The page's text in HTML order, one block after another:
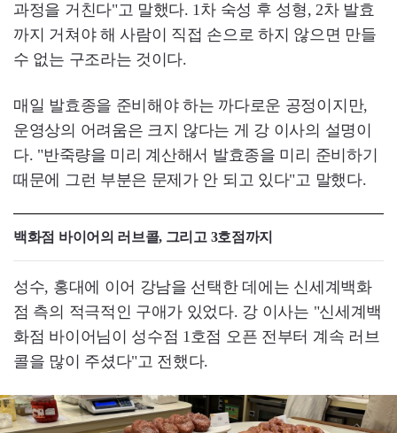
과정을 거친다"고 말했다. 1차 숙성 후 성형, 2차 발효
까지 거쳐야 해 사람이 직접 손으로 하지 않으면 만들
수 없는 구조라는 것이다.
매일 발효종을 준비해야 하는 까다로운 공정이지만,
운영상의 어려움은 크지 않다는 게 강 이사의 설명이
다. "반죽량을 미리 계산해서 발효종을 미리 준비하기
때문에 그런 부분은 문제가 안 되고 있다"고 말했다.
백화점 바이어의 러브콜, 그리고 3호점까지
성수, 홍대에 이어 강남을 선택한 데에는 신세계백화
점 측의 적극적인 구애가 있었다. 강 이사는 "신세계백
화점 바이어님이 성수점 1호점 오픈 전부터 계속 러브
콜을 많이 주셨다"고 전했다.